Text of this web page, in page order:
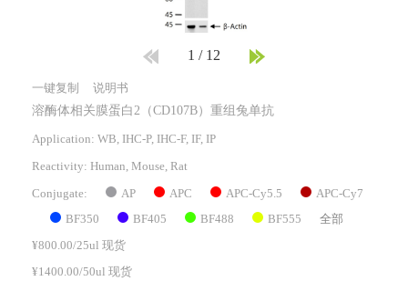
1 / 12
一键复制 说明书
溶酶体相关膜蛋白2（CD107B）重组兔单抗
Application: WB, IHC-P, IHC-F, IF, IP
Reactivity: Human, Mouse, Rat
Conjugate: AP APC APC-Cy5.5 APC-Cy7
BF350 BF405 BF488 BF555 全部
¥800.00/25ul 现货
¥1400.00/50ul 现货